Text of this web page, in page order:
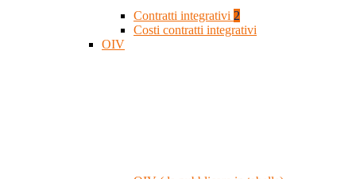
Contratti integrativi 2
Costi contratti integrativi
OIV